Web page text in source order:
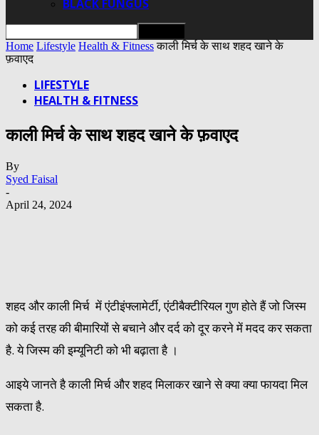
BLACK FUNGUS
Home Lifestyle Health & Fitness काली मिर्च के साथ शहद खाने के
फ़वाएद
LIFESTYLE
HEALTH & FITNESS
काली मिर्च के साथ शहद खाने के फ़वाएद
By
Syed Faisal
-
April 24, 2024
शहद और काली मिर्च में एंटीइंफ्लामेर्टी, एंटीबैक्‍टीरियल गुण होते हैं जो जिस्म
को कई तरह की बीमारियों से बचाने और दर्द को दूर करने में मदद कर सकता
है. ये जिस्म की इम्यूनिटी को भी बढ़ाता है ।
आइये जानते है काली मिर्च और शहद मिलाकर खाने से क्‍या क्‍या फायदा मिल
सकता है.